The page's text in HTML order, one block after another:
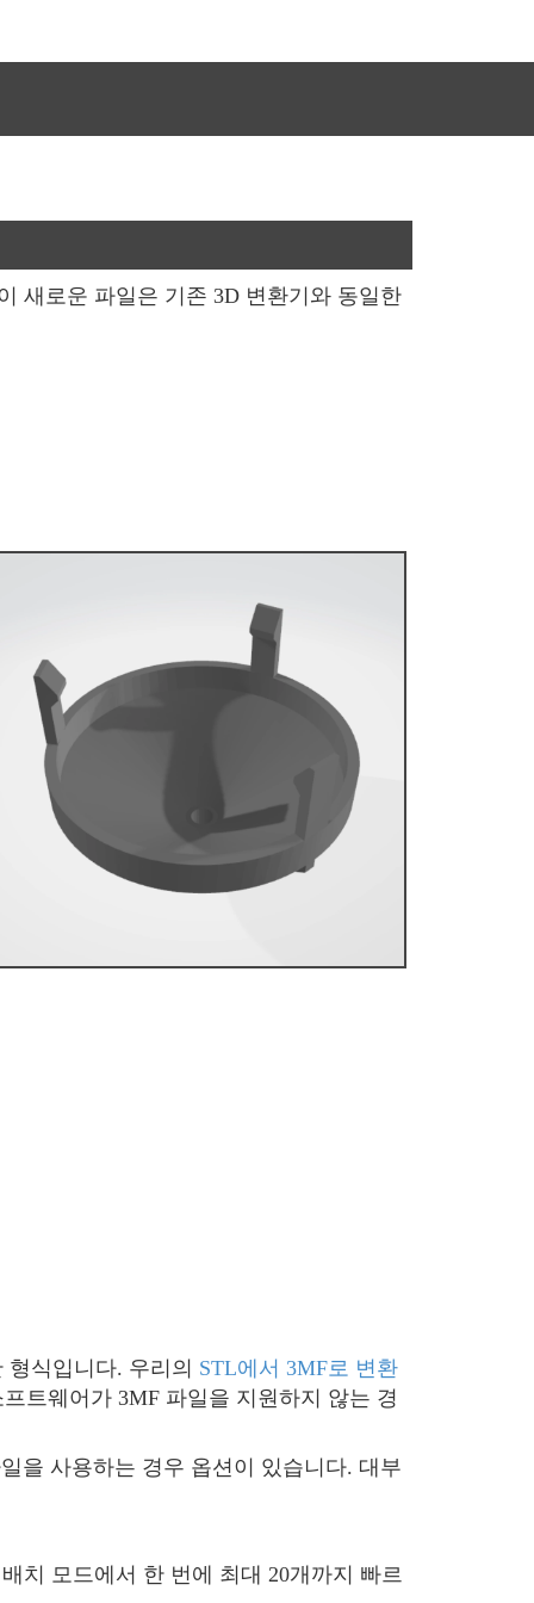
새로운 파일은 기존 3D 변환기와 동일한
식입니다. 우리의 STL에서 3MF로 변환
트웨어가 3MF 파일을 지원하지 않는 경
을 사용하는 경우 옵션이 있습니다. 대부
치 모드에서 한 번에 최대 20개까지 빠르